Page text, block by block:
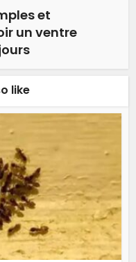
et
un ventre
like